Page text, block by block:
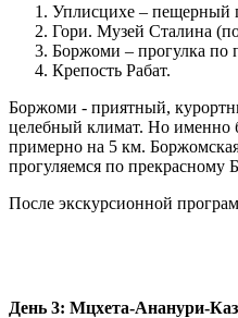
Уплисцихе – пещерный
Гори. Музей Сталина
Боржоми – прогулка по
Крепость Рабат.
Боржоми - приятный,
целебный климат. Но именно
примерно на 5 км.
прогуляемся по прекрасному
После экскурсионной
День 3: Мцхета-Ананури-